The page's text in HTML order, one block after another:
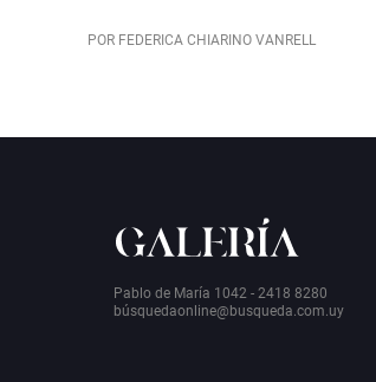
POR FEDERICA CHIARINO VANRELL
Pablo de María 1042 - 2418 8280
búsquedaonline@busqueda.com.uy